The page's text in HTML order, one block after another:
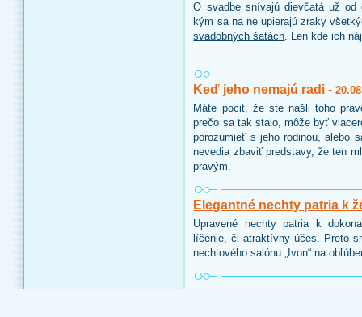
O svadbe snívajú dievčatá už
kým sa na ne upierajú zraky
svadobných šatách. Len kde ich
Keď jeho nemajú radi -
Máte pocit, že ste našli toho
prečo sa tak stalo, môže byť
porozumieť s jeho rodinou, alebo
nevedia zbaviť predstavy, že ten
pravým.
Elegantné nechty patria k
Upravené nechty patria k
líčenie, či atraktívny účes. Preto
nechtového salónu „Ivon“ na